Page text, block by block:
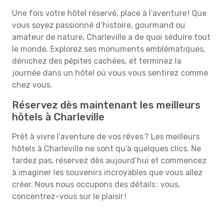
Une fois votre hôtel réservé, place à l’aventure ! Que
vous soyez passionné d’histoire, gourmand ou
amateur de nature, Charleville a de quoi séduire tout
le monde. Explorez ses monuments emblématiques,
dénichez des pépites cachées, et terminez la
journée dans un hôtel où vous vous sentirez comme
chez vous.
Réservez dès maintenant les meilleurs
hôtels à Charleville
Prêt à vivre l’aventure de vos rêves ? Les meilleurs
hôtels à Charleville ne sont qu’à quelques clics. Ne
tardez pas, réservez dès aujourd’hui et commencez
à imaginer les souvenirs incroyables que vous allez
créer. Nous nous occupons des détails : vous,
concentrez-vous sur le plaisir !